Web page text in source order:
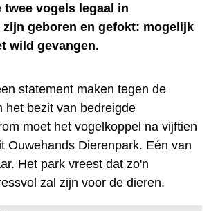
twee vogels legaal in
zijn geboren en gefokt: mogelijk
wild gevangen.
statement maken tegen de
het bezit van bedreigde
moet het vogelkoppel na vijftien
Ouwehands Dierenpark. Eén van
Het park vreest dat zo'n
zal zijn voor de dieren.